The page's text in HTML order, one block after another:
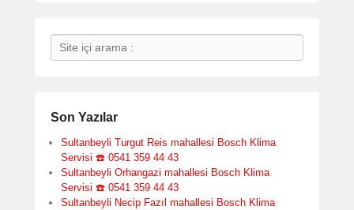
Search
Son Yazılar
Sultanbeyli Turgut Reis mahallesi Bosch Klima
Servisi ☎️ 0541 359 44 43
Sultanbeyli Orhangazi mahallesi Bosch Klima
Servisi ☎️ 0541 359 44 43
Sultanbeyli Necip Fazıl mahallesi Bosch Klima